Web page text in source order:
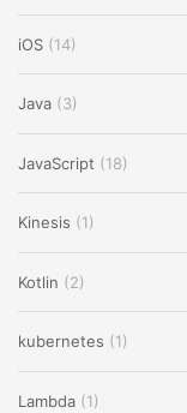
iOS (14)
Java (3)
JavaScript (18)
Kinesis (1)
Kotlin (2)
kubernetes (1)
Lambda (1)